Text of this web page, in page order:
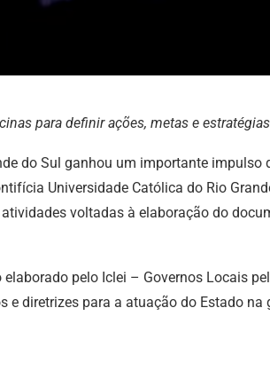
para definir ações, metas e
do Sul ganhou um importante
Universidade Católica do Rio
voltadas à elaboração do
pelo Iclei – Governos Locais
diretrizes para a atuação do Estado